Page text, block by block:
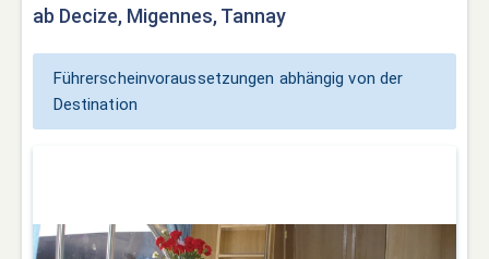
ab Decize, Migennes, Tannay
Führerscheinvoraussetzungen abhängig von der
Destination